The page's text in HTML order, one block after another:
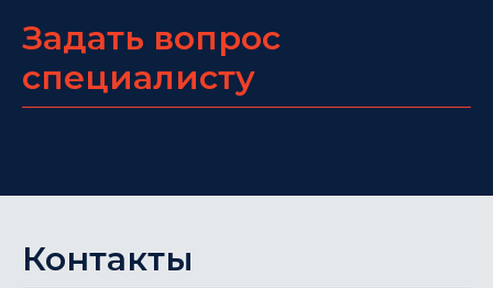
Задать вопрос
специалисту
Контакты